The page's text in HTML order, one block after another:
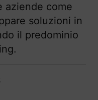
aziende come
soluzioni in
il predominio